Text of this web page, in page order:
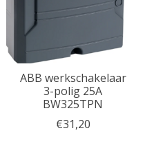
ABB werkschakelaar
3-polig 25A
BW325TPN
€31,20